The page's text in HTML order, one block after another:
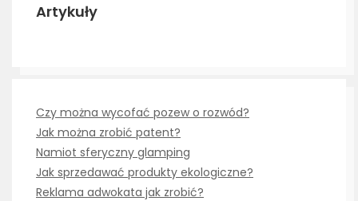
Artykuły
Czy można wycofać pozew o rozwód?
Jak można zrobić patent?
Namiot sferyczny glamping
Jak sprzedawać produkty ekologiczne?
Reklama adwokata jak zrobić?